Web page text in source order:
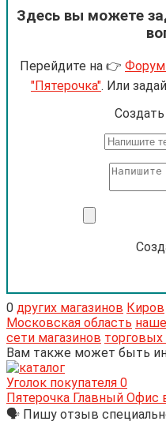
Здесь вы можете
Перейдите на 👉 Форум
"Пятерочка". Или
0 других магазинов Киров
Московская область
сети магазинов торговых
Вам также может быть
Уголок покупателя 0
Пятерочка Главный Офис
🗣 Пишу отзыв